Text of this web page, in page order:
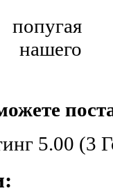
5.00 (3